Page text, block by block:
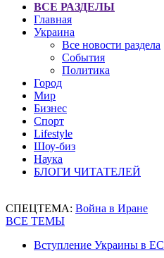
ВСЕ РАЗДЕЛЫ
Главная
Украина
Все новости раздела
События
Политика
Город
Мир
Бизнес
Спорт
Lifestyle
Шоу-биз
Наука
БЛОГИ ЧИТАТЕЛЕЙ
СПЕЦТЕМА: Война в Иране
ВСЕ ТЕМЫ
Вступление Украины в ЕС